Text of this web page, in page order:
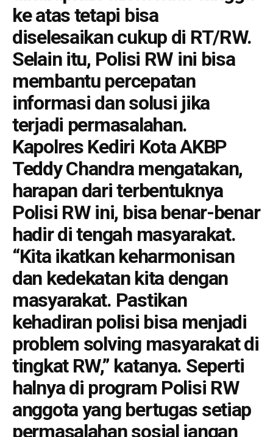
ke atas tetapi bisa
diselesaikan cukup di RT/RW.
Selain itu, Polisi RW ini bisa
membantu percepatan
informasi dan solusi jika
terjadi permasalahan.
Kapolres Kediri Kota AKBP
Teddy Chandra mengatakan,
harapan dari terbentuknya
Polisi RW ini, bisa benar-benar
hadir di tengah masyarakat.
“Kita ikatkan keharmonisan
dan kedekatan kita dengan
masyarakat. Pastikan
kehadiran polisi bisa menjadi
problem solving masyarakat di
tingkat RW,” katanya. Seperti
halnya di program Polisi RW
anggota yang bertugas setiap
permasalahan sosial jangan